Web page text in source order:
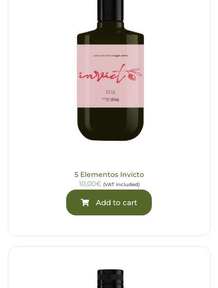
5 Elementos Invicto
10,00€ (VAT included)
Add to cart